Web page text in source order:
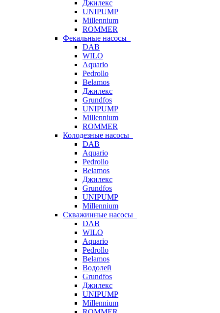
Джилекс
UNIPUMP
Millennium
ROMMER
Фекальные насосы
DAB
WILO
Aquario
Pedrollo
Belamos
Джилекс
Grundfos
UNIPUMP
Millennium
ROMMER
Колодезные насосы
DAB
Aquario
Pedrollo
Belamos
Джилекс
Grundfos
UNIPUMP
Millennium
Скважинные насосы
DAB
WILO
Aquario
Pedrollo
Belamos
Водолей
Grundfos
Джилекс
UNIPUMP
Millennium